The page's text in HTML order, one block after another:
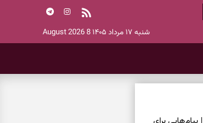
شنبه ۱۷ مرداد ۱۴۰۵ 8 August 2026